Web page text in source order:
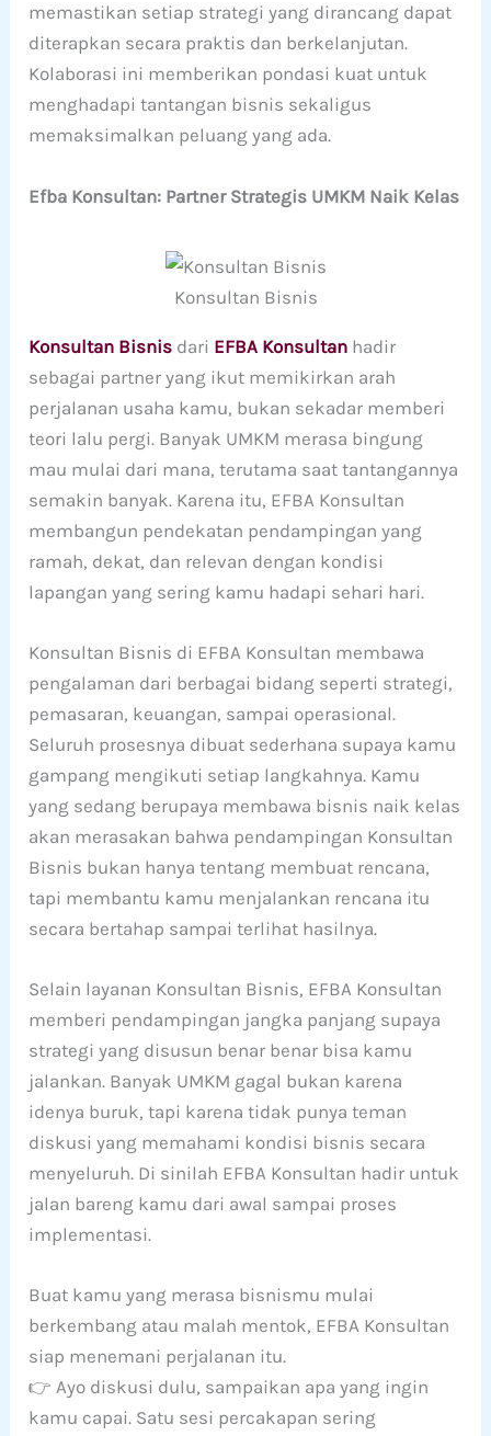
memastikan setiap strategi yang dirancang dapat
diterapkan secara praktis dan berkelanjutan.
Kolaborasi ini memberikan pondasi kuat untuk
menghadapi tantangan bisnis sekaligus
memaksimalkan peluang yang ada.
Efba Konsultan: Partner Strategis UMKM Naik Kelas
Konsultan Bisnis
Konsultan Bisnis dari EFBA Konsultan hadir
sebagai partner yang ikut memikirkan arah
perjalanan usaha kamu, bukan sekadar memberi
teori lalu pergi. Banyak UMKM merasa bingung
mau mulai dari mana, terutama saat tantangannya
semakin banyak. Karena itu, EFBA Konsultan
membangun pendekatan pendampingan yang
ramah, dekat, dan relevan dengan kondisi
lapangan yang sering kamu hadapi sehari hari.
Konsultan Bisnis di EFBA Konsultan membawa
pengalaman dari berbagai bidang seperti strategi,
pemasaran, keuangan, sampai operasional.
Seluruh prosesnya dibuat sederhana supaya kamu
gampang mengikuti setiap langkahnya. Kamu
yang sedang berupaya membawa bisnis naik kelas
akan merasakan bahwa pendampingan Konsultan
Bisnis bukan hanya tentang membuat rencana,
tapi membantu kamu menjalankan rencana itu
secara bertahap sampai terlihat hasilnya.
Selain layanan Konsultan Bisnis, EFBA Konsultan
memberi pendampingan jangka panjang supaya
strategi yang disusun benar benar bisa kamu
jalankan. Banyak UMKM gagal bukan karena
idenya buruk, tapi karena tidak punya teman
diskusi yang memahami kondisi bisnis secara
menyeluruh. Di sinilah EFBA Konsultan hadir untuk
jalan bareng kamu dari awal sampai proses
implementasi.
Buat kamu yang merasa bisnismu mulai
berkembang atau malah mentok, EFBA Konsultan
siap menemani perjalanan itu.
👉 Ayo diskusi dulu, sampaikan apa yang ingin
kamu capai. Satu sesi percakapan sering